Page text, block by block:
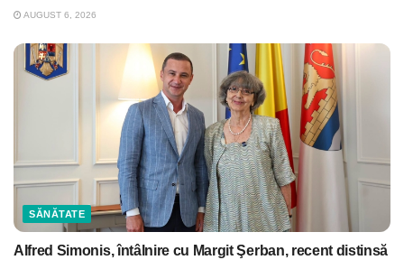
AUGUST 6, 2026
SĂNĂTATE
Alfred Simonis, întâlnire cu Margit Şerban, recent distinsă